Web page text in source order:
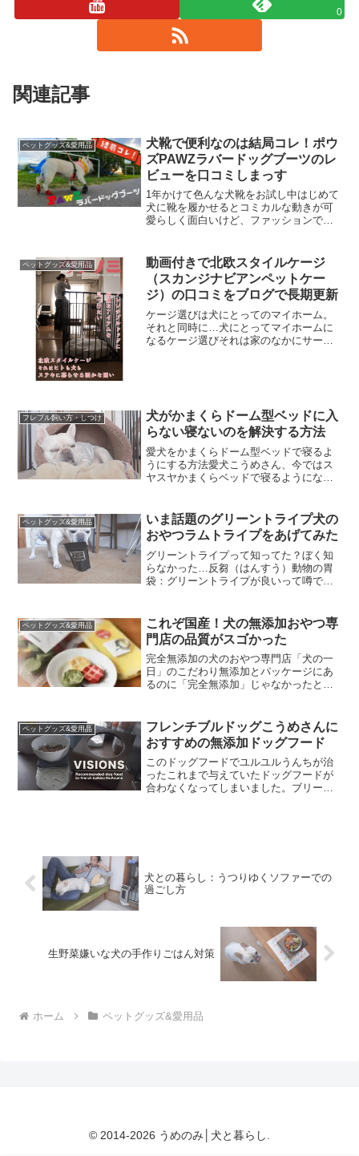
0
関連記事
ペットグッズ&愛用品
犬靴で便利なのは結局コレ！ポウ
ズPAWZラバードッグブーツのレ
ビューを口コミしまっす
1年かけて色んな犬靴をお試し中はじめて
犬に靴を履かせるとコミカルな動きが可
愛らしく面白いけど、ファッションで犬
いろとあってわが家の場合は爪の削れ過
ぎ問題いろいろ調べてみた...
ペットグッズ&愛用品
動画付きで北欧スタイルケージ
（スカンジナビアンペットケー
ジ）の口コミをブログで長期更新
ケージ選びは犬にとってのマイホーム。
それと同時に…犬にとってマイホームに
なるケージ選びそれは家のなかにサーク
フレブル飼い方・しつけ
犬がかまくらドーム型ベッドに入
らない寝ないのを解決する方法
愛犬をかまくらドーム型ベッドで寝るよ
うにする方法愛犬こうめさん、今ではス
ヤスヤかまくらベッドで寝るようになり
効果があった、愛犬をかまくらドーム型
ベッドで寝させる方法をお...
ペットグッズ&愛用品
いま話題のグリーントライプ犬の
おやつラムトライプをあげてみた
グリーントライプって知ってた？ぼく知
らなかった…反芻（はんすう）動物の胃
袋：グリーントライプが良いって噂で
ですけどもっと調べてみると加熱処理し
てない生がいいとか生でもダ...
ペットグッズ&愛用品
これぞ国産！犬の無添加おやつ専
門店の品質がスゴかった
完全無添加の犬のおやつ専門店「犬の一
日」のこだわり無添加とパッケージにあ
るのに「完全無添加」じゃなかったと
ンコにやさしい生活」をテーマに、完全
無添加・無着色・国内製...
ペットグッズ&愛用品
フレンチブルドッグこうめさんに
おすすめの無添加ドッグフード
このドッグフードでユルユルうんちが治
ったこれまで与えていたドッグフードが
合わなくなってしまいました。ブリーダ
犬との暮らし：うつりゆくソファーでの
過ごし方
生野菜嫌いな犬の手作りごはん対策
ホーム ペットグッズ&愛用品
© 2014-2026 うめのみ│犬と暮らし.